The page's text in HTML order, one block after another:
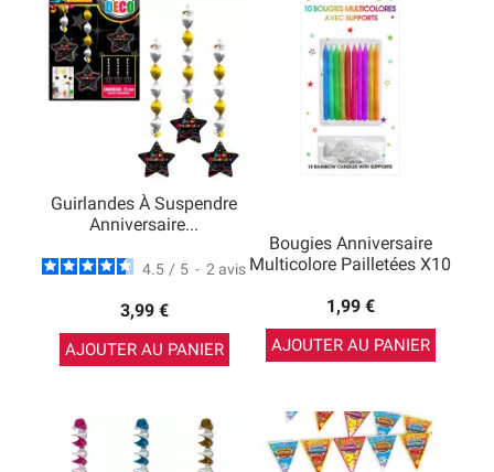
Guirlandes À Suspendre
Anniversaire...
4.5 / 5 - 2 avis
3,99 €
AJOUTER AU PANIER
Bougies Anniversaire
Multicolore Pailletées X10
1,99 €
AJOUTER AU PANIER